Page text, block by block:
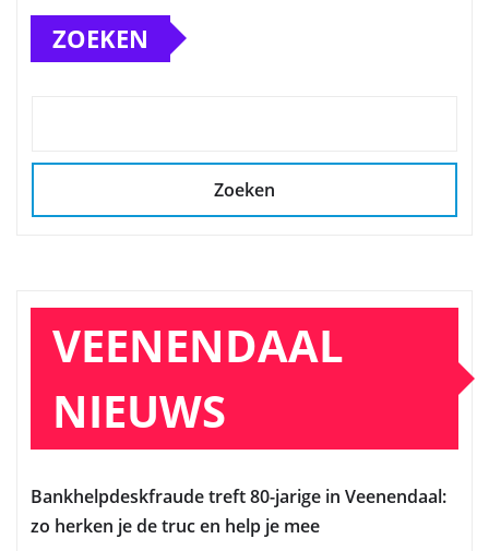
ZOEKEN
Zoeken
VEENENDAAL
NIEUWS
Bankhelpdeskfraude treft 80-jarige in Veenendaal:
zo herken je de truc en help je mee